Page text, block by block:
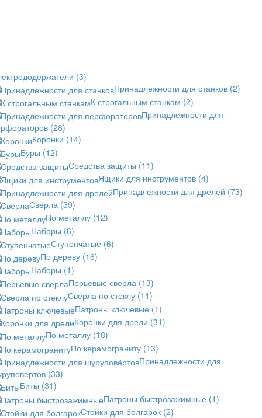
(3)
Принадлежности для станков (2)
К строгальным станкам (2)
Принадлежности для
(28)
Коронки (14)
Буры (12)
Средства защиты (11)
Ящики для инструментов (4)
Принадлежности для дрелей (73)
Свёрла (39)
По металлу (12)
Наборы (6)
Ступенчатые (6)
По дереву (16)
Наборы (1)
Перьевые сверла (13)
Сверла по стеклу (11)
Патроны ключевые (1)
Коронки для дрели (31)
По металлу (18)
По керамограниту (13)
Принадлежности для
(33)
Биты (31)
Патроны быстрозажимные (1)
Стойки для болгарок (2)